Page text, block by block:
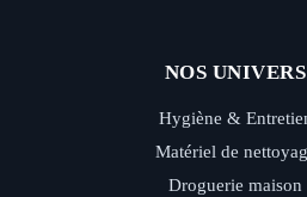
NOS UNIVERS
Hygiène &
Matériel de
Droguerie maison